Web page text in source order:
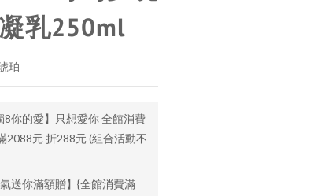
乳250ml
珀
8你的愛】只想愛你 全館消費
2088元 折288元 (組合活動不
送你滿額贈】{全館消費滿